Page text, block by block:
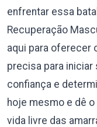
enfrentar essa
Recuperação
aqui para oferecer
precisa para
confiança e
hoje mesmo e dê
vida livre das